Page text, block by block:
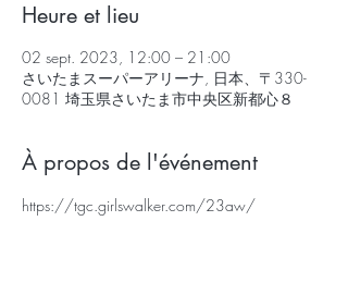
Heure et lieu
02 sept. 2023, 12:00 – 21:00
さいたまスーパーアリーナ, 日本、〒330-
0081 埼玉県さいたま市中央区新都心８
À propos de l'événement
https://tgc.girlswalker.com/23aw/